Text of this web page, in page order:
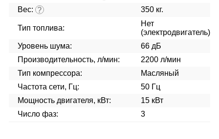
Вес: ? 350 кг.
Тип топлива:
Нет
(электродвигатель)
Уровень шума:
66 дБ
Производительность, л/мин:
2200 л/мин
Тип компрессора:
Масляный
Частота сети, Гц:
50 Гц
Мощность двигателя, кВт:
15 кВт
Число фаз:
3